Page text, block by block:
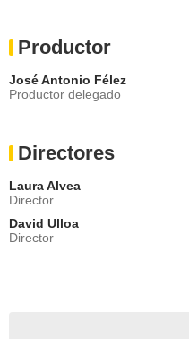
Productor
José Antonio Félez
Productor delegado
Directores
Laura Alvea
Director
David Ulloa
Director